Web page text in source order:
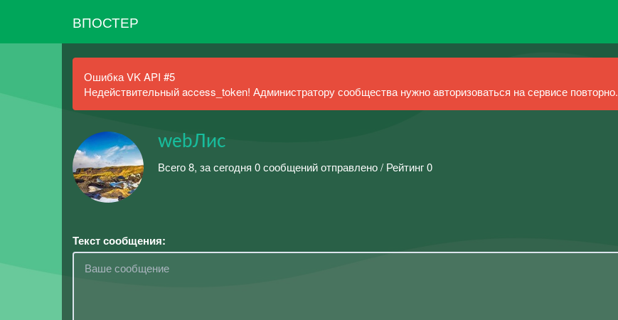
ВПОСТЕР
Ошибка VK API #5
Недействительный access_token! Администратору сообщества нужно авторизоваться на сервисе повторно.
webЛис
Всего 8, за сегодня 0 сообщений отправлено / Рейтинг 0
Текст сообщения: